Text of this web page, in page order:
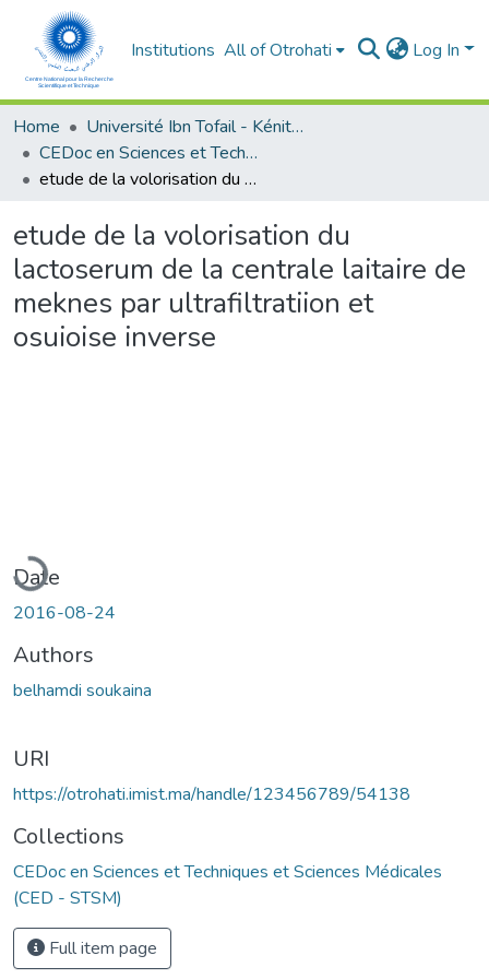
Institutions All of Otrohati Log In
Home
Université Ibn Tofail - Kénitra
CEDoc en Sciences et Techniques et Sciences Médicales (CED - STSM)
etude de la volorisation du lactoserum de la centrale laitaire de meknes par ultrafiltratiion et osuioise inverse
etude de la volorisation du
lactoserum de la centrale laitaire de
meknes par ultrafiltratiion et
osuioise inverse
Date
2016-08-24
Authors
belhamdi soukaina
URI
https://otrohati.imist.ma/handle/123456789/54138
Collections
CEDoc en Sciences et Techniques et Sciences Médicales
(CED - STSM)
Full item page